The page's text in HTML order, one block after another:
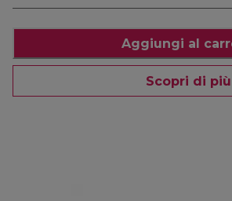
Aggiungi al
Scopri di più